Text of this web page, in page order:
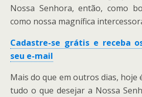
Nossa Senhora, então, como
como nossa magnífica
Cadastre-se grátis e receba
seu e-mail
Mais do que em outros dias, hoje
tudo o que desejar a Nossa